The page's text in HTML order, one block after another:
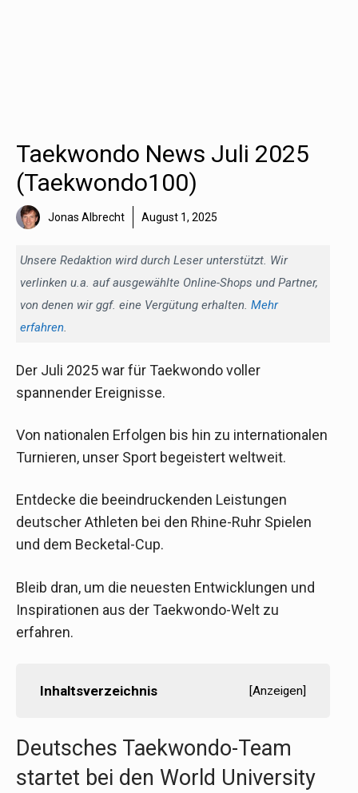
Taekwondo News Juli 2025
(Taekwondo100)
Jonas Albrecht August 1, 2025
Unsere Redaktion wird durch Leser unterstützt. Wir
verlinken u.a. auf ausgewählte Online-Shops und Partner,
von denen wir ggf. eine Vergütung erhalten. Mehr
erfahren.
Der Juli 2025 war für Taekwondo voller
spannender Ereignisse.
Von nationalen Erfolgen bis hin zu internationalen
Turnieren, unser Sport begeistert weltweit.
Entdecke die beeindruckenden Leistungen
deutscher Athleten bei den Rhine-Ruhr Spielen
und dem Becketal-Cup.
Bleib dran, um die neuesten Entwicklungen und
Inspirationen aus der Taekwondo-Welt zu
erfahren.
Inhaltsverzeichnis [Anzeigen]
Deutsches Taekwondo-Team
startet bei den World University